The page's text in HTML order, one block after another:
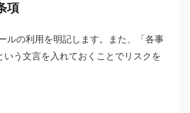
項
ルの利用を明記します。また、「各事
う文言を入れておくことでリスクを